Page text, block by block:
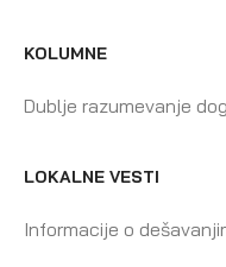
KOLUMNE
Dublje razumevanje
LOKALNE VESTI
Informacije o